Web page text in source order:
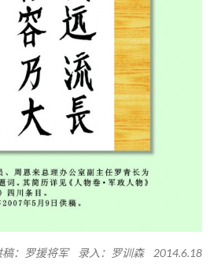
稿：罗援将军 录入：罗训森 2014.6.18